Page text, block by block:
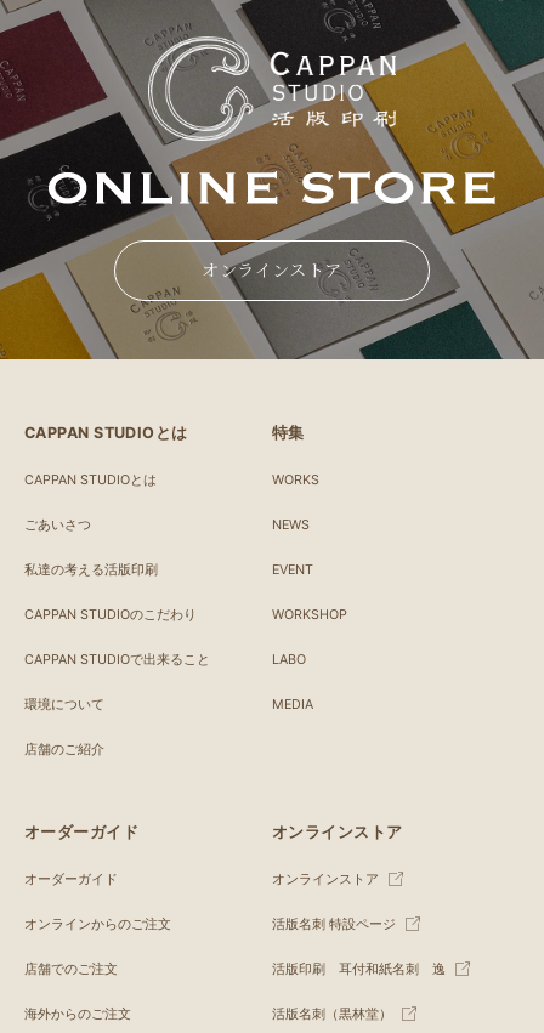
オンラインストア
CAPPAN STUDIOとは
CAPPAN STUDIOとは
ごあいさつ
私達の考える活版印刷
CAPPAN STUDIOのこだわり
CAPPAN STUDIOで出来ること
環境について
店舗のご紹介
特集
WORKS
NEWS
EVENT
WORKSHOP
LABO
MEDIA
オーダーガイド
オーダーガイド
オンラインからのご注文
店舗でのご注文
海外からのご注文
オンラインストア
オンラインストア
活版名刺 特設ページ
活版印刷 耳付和紙名刺 逸
活版名刺（黒林堂）